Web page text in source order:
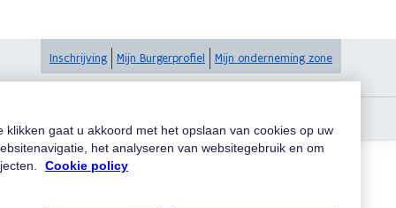
Inschrijving Mijn Burgerprofiel Mijn onderneming zone
klikken gaat u akkoord met het opslaan van cookies op uw
het analyseren van websitegebruik en om
Cookie policy